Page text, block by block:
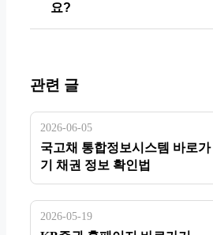
요?
관련 글
2026-06-05
국고채 통합정보시스템 바로가
기 채권 정보 확인법
2026-05-19